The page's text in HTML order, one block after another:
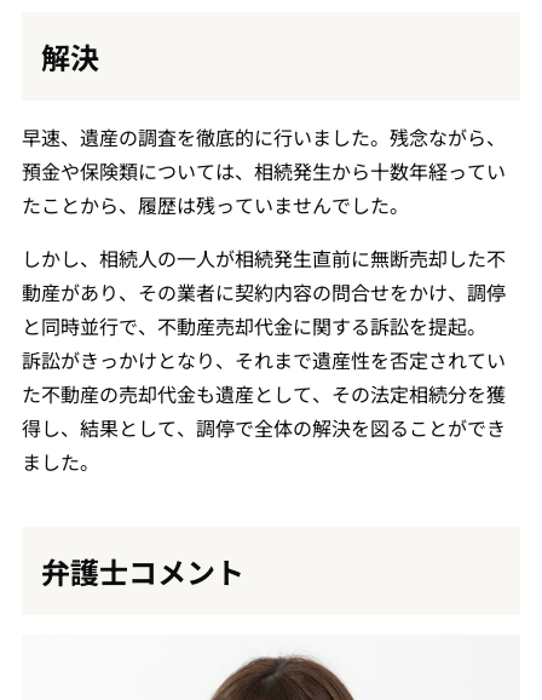
解決
早速、遺産の調査を徹底的に行いました。残念ながら、
預金や保険類については、相続発生から十数年経ってい
たことから、履歴は残っていませんでした。
しかし、相続人の一人が相続発生直前に無断売却した不
動産があり、その業者に契約内容の問合せをかけ、調停
と同時並行で、不動産売却代金に関する訴訟を提起。
訴訟がきっかけとなり、それまで遺産性を否定されてい
た不動産の売却代金も遺産として、その法定相続分を獲
得し、結果として、調停で全体の解決を図ることができ
ました。
弁護士コメント